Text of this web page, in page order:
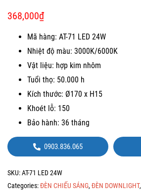
368,000₫
Mã hàng: AT-71 LED 24W
Nhiệt độ màu: 3000K/6000K
Vật liệu: hợp kim nhôm
Tuổi thọ: 50.000 h
Kích thước: Ø170 x H15
Khoét lỗ: 150
Bảo hành: 36 tháng
0903.836.065
SKU:AT-71 LED 24W
Categories:ĐÈN CHIẾU SÁNG, ĐÈN DOWNLIGHT,